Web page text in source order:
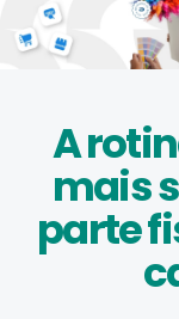
A
mais
parte